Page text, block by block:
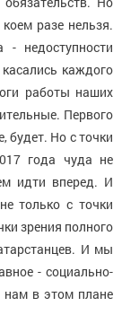
разе нельзя.
- недоступности
каждого
работы наших
Первого
будет. Но с точки
года чуда не
идти вперед. И
только с точки
зрения полного
И мы
- социально-
нам в этом плане